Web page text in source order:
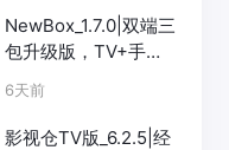
NewBox_1.7.0|双端三
包升级版，TV+手机
多线聚合影视
6天前
影视仓TV版_6.2.5|经